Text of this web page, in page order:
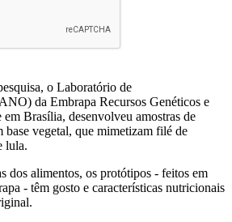
o Laboratório de
da Embrapa Recursos Genéticos e
Brasília, desenvolveu amostras de
base vegetal, que mimetizam filé de
lula.
dos alimentos, os protótipos - feitos em
- têm gosto e características nutricionais